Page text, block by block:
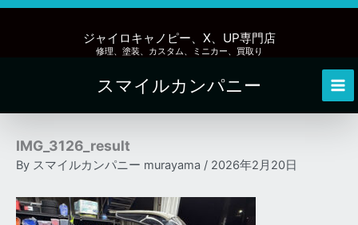
内
ッ
ジャイロキャノピー、X、UP専門店
修理、塗装、カスタム、ミニカー、買取り
スマイルカンパニー
IMG_3126_result
By スマイルカンパニー murayama / 2026年2月20日